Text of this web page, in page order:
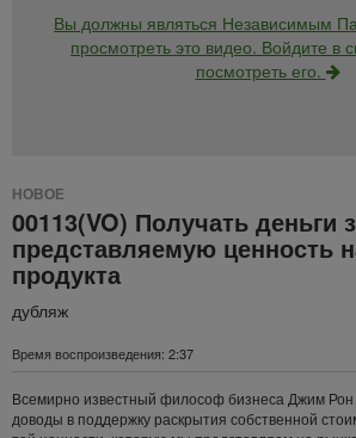
Вы должны являться Независимым
просмотреть это видео. Войдите в
посмотреть его.
НОВОЕ
00113(VO) Получать деньги
представляемую ценность
продукта
дубляж
Время воспроизведения: 2:37
Всемирно известный философ бизнеса Джим Рон
доводы в поддержку раскрытия собственной